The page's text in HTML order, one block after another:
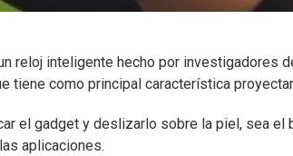
reloj inteligente hecho por investigadores
tiene como principal característica
el gadget y deslizarlo sobre la piel, sea el
aplicaciones.